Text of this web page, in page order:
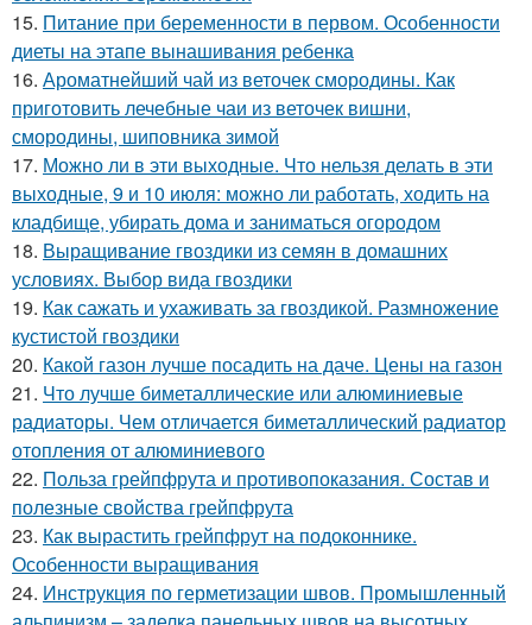
15. Питание при беременности в первом. Особенности
диеты на этапе вынашивания ребенка
16. Ароматнейший чай из веточек смородины. Как
приготовить лечебные чаи из веточек вишни,
смородины, шиповника зимой
17. Можно ли в эти выходные. Что нельзя делать в эти
выходные, 9 и 10 июля: можно ли работать, ходить на
кладбище, убирать дома и заниматься огородом
18. Выращивание гвоздики из семян в домашних
условиях. Выбор вида гвоздики
19. Как сажать и ухаживать за гвоздикой. Размножение
кустистой гвоздики
20. Какой газон лучше посадить на даче. Цены на газон
21. Что лучше биметаллические или алюминиевые
радиаторы. Чем отличается биметаллический радиатор
отопления от алюминиевого
22. Польза грейпфрута и противопоказания. Состав и
полезные свойства грейпфрута
23. Как вырастить грейпфрут на подоконнике.
Особенности выращивания
24. Инструкция по герметизации швов. Промышленный